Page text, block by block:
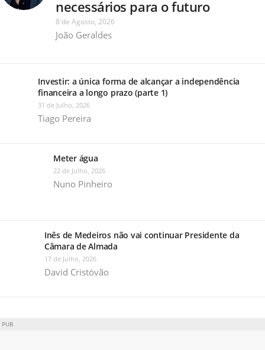
necessários para o futuro
8 de Agosto, 2026
João Geraldes
Investir: a única forma de alcançar a independência
financeira a longo prazo (parte 1)
31 de Julho, 2026
Tiago Pereira
Meter água
22 de Julho, 2026
Nuno Pinheiro
Inês de Medeiros não vai continuar Presidente da
Câmara de Almada
17 de Julho, 2026
David Cristóvão
PUB